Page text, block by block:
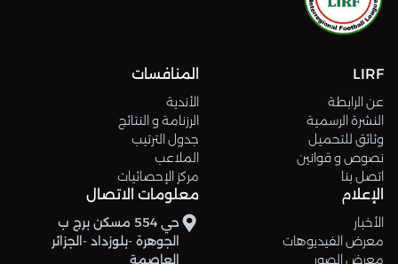
LIRF
عن الرابطة
النشرة الرسمية
وثائق للتحميل
نصوص و قوانين
اتصل بنا
المنافسات
الأندية
الرزنامة و النتائج
جدول الترتيب
الملاعب
مركز الإحصائيات
الإعلام
الأخبار
معرض الفيديوهات
معرض الصور
معلومات الاتصال
حي 554 مسكن برج ب
الجوهرة -بلوزداد -الجزائر
العاصمة